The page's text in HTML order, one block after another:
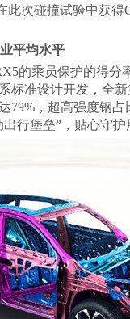
此次碰撞试验中获
平均水平
的乘员保护的得分
标准设计开发，全
79%，超高强度钢占
行堡垒”，贴心守护